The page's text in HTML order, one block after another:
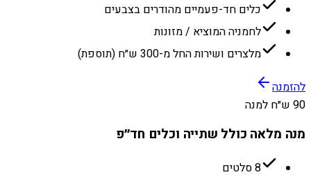
כלים חד-פעמיים מהודרים בצבעים
לחמניה המוציא / מזונות
מלצרים ושירות החל מ-300 ש״ח (תוספת)
להזמנה
90 ש״ח למנה
מנה מלאה כולל שתייה וכלים חד״פ
8 סלטים